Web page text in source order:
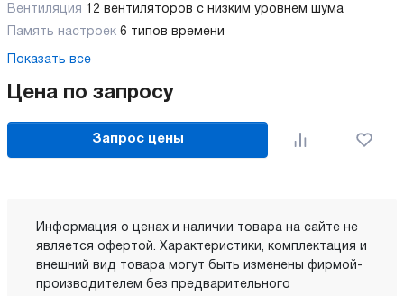
Вентиляция 12 вентиляторов с низким уровнем шума
Память настроек 6 типов времени
Показать все
Цена по запросу
Запрос цены
Информация о ценах и наличии товара на сайте не
является офертой. Характеристики, комплектация и
внешний вид товара могут быть изменены фирмой-
производителем без предварительного